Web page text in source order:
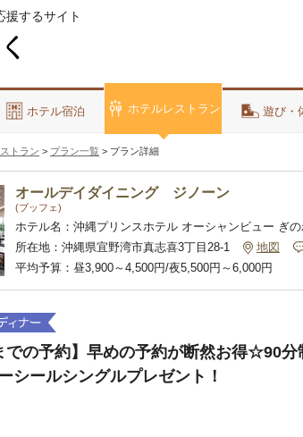
援するサイト
ホテル宿泊 ホテルレストラン 遊び・
トラン > プラン一覧 > プラン詳細
オールデイダイニング ジノーン
(ブッフェ)
ホテル名： 沖縄プリンスホテル オーシャンビュー ぎの
所在地： 沖縄県宜野湾市真志喜3丁目28-1 地図
平均予算： 昼3,900～4,500円/夜5,500円～6,000円
での予約】早めの予約が断然お得☆90分
シールシングルプレゼント！